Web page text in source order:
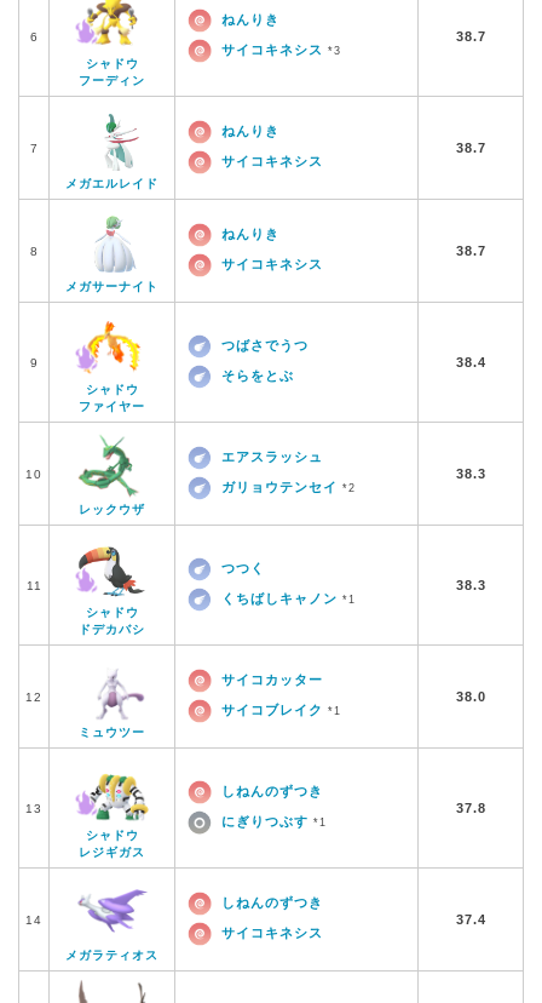
6
シャドウ
フーディン
ねんりき
サイコキネシス *3
38.7
7
メガエルレイド
ねんりき
サイコキネシス
38.7
8
メガサーナイト
ねんりき
サイコキネシス
38.7
9
シャドウ
ファイヤー
つばさでうつ
そらをとぶ
38.4
10
レックウザ
エアスラッシュ
ガリョウテンセイ *2
38.3
11
シャドウ
ドデカバシ
つつく
くちばしキャノン *1
38.3
12
ミュウツー
サイコカッター
サイコブレイク *1
38.0
13
シャドウ
レジギガス
しねんのずつき
にぎりつぶす *1
37.8
14
メガラティオス
しねんのずつき
サイコキネシス
37.4